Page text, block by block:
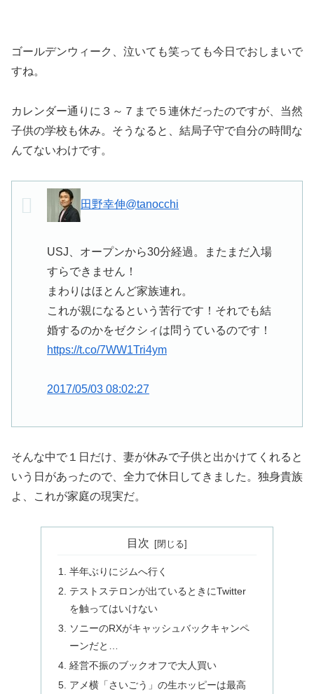
ゴールデンウィーク、泣いても笑っても今日でおしまいで
すね。
カレンダー通りに３～７まで５連休だったのですが、当然
子供の学校も休み。そうなると、結局子守で自分の時間な
んてないわけです。
田野幸伸@tanocchi
USJ、オープンから30分経過。またまだ入場
すらできません！
まわりはほとんど家族連れ。
これが親になるという苦行です！それでも結
婚するのかをゼクシィは問うているのです！
https://t.co/7WW1Tri4ym
2017/05/03 08:02:27
そんな中で１日だけ、妻が休みで子供と出かけてくれると
いう日があったので、全力で休日してきました。独身貴族
よ、これが家庭の現実だ。
目次
半年ぶりにジムへ行く
テストステロンが出ているときにTwitter
を触ってはいけない
ソニーのRXがキャッシュバックキャンペ
ーンだと…
経営不振のブックオフで大人買い
アメ横「さいごう」の生ホッピーは最高